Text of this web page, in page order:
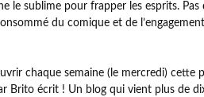
le sublime pour frapper les esprits. Pas
du comique et de
chaque semaine (le mercredi) cette
Brito écrit ! Un blog qui vient plus de